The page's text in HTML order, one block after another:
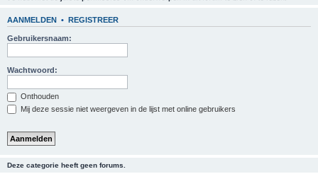
AANMELDEN • REGISTREER
Gebruikersnaam:
Wachtwoord:
Onthouden
Mij deze sessie niet weergeven in de lijst met online gebruikers
Deze categorie heeft geen forums.